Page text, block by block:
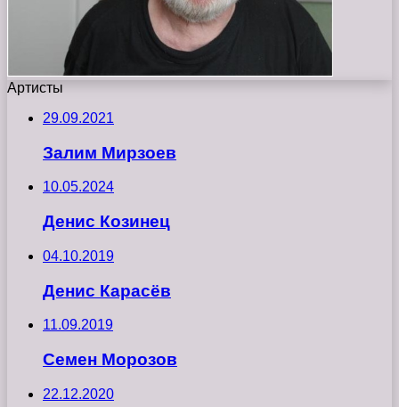
Артисты
29.09.2021
Залим Мирзоев
10.05.2024
Денис Козинец
04.10.2019
Денис Карасёв
11.09.2019
Семен Морозов
22.12.2020